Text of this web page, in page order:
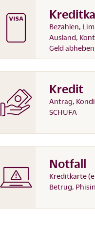
Bezahlen,
Ausland,
Geld abheben
Kredit
Antrag,
SCHUFA
Notfall
Kreditkarte
Betrug,